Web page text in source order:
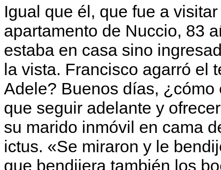
Igual que él, que fue a
apartamento de Nuccio, 83
estaba en casa sino
la vista. Francisco agarró el
Adele? Buenos días,
que seguir adelante y
su marido inmóvil en cama
ictus. «Se miraron y le
que bendijera también los